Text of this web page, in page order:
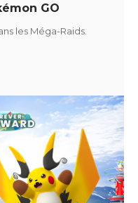
GO
les Méga-Raids.